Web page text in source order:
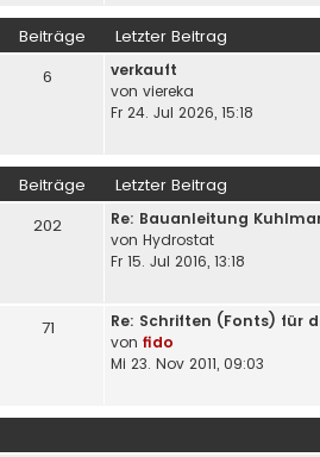
Beiträge Letzter Beitrag
6
verkauft
von viereka
Fr 24. Jul 2026, 15:18
Beiträge Letzter Beitrag
202
Re: Bauanleitung
von Hydrostat
Fr 15. Jul 2016, 13:18
71
Re: Schriften (Fonts) für
von fido
Mi 23. Nov 2011, 09:03